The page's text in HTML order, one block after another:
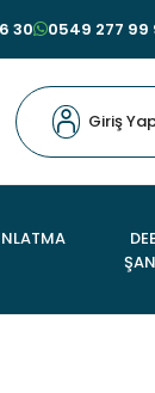
30 0549 277 99
Giriş